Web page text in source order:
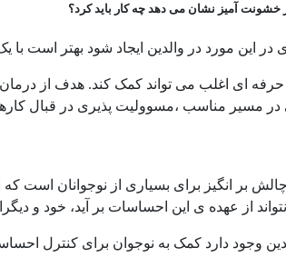
خشونت آمیز نشان می دهد چه کار باید کرد؟
در این مورد در والدین ایجاد شود بهتر است
ای اغلب می تواند کمک کند. هدف از
مسیر مناسب ،مسوولیت پذیری در قبال
بر انگیز برای بسیاری از نوجوانان است
از عهده ی این احساسات بر آید، خود و
وجود دارد کمک به نوجوان برای کنترل